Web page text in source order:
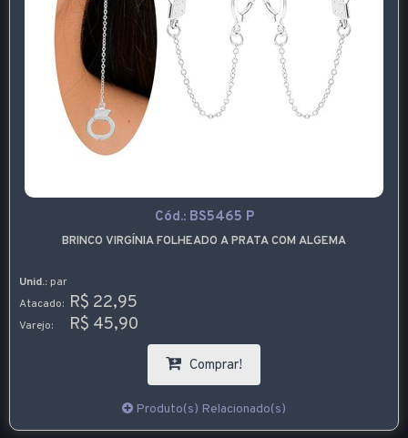
Cód.: BS5465 P
BRINCO VIRGÍNIA FOLHEADO A PRATA COM ALGEMA
Unid.: par
Atacado: R$ 22,95
Varejo: R$ 45,90
Comprar!
Produto(s) Relacionado(s)